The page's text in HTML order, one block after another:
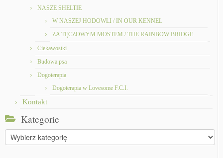
NASZE SHELTIE
W NASZEJ HODOWLI / IN OUR KENNEL
ZA TĘCZOWYM MOSTEM / THE RAINBOW BRIDGE
Ciekawostki
Budowa psa
Dogoterapia
Dogoterapia w Lovesome F.C.I.
Kontakt
Kategorie
Kategorie